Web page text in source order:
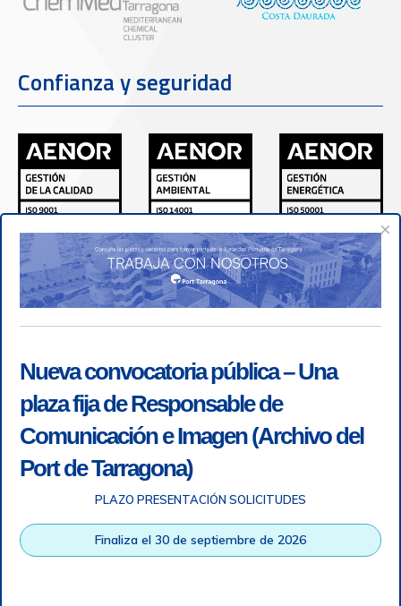
Confianza y seguridad
grabación telefónica
| SGSI |
Login
Autoridad Portuaria de Tarragona © Todos los derechos
×
Nueva convocatoria pública – Una
plaza fija de Responsable de
Comunicación e Imagen (Archivo del
Port de Tarragona)
PLAZO PRESENTACIÓN SOLICITUDES
Finaliza el 30 de septiembre de 2026